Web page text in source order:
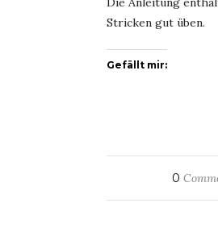
Stricken gut üben.
Gefällt mir:
0